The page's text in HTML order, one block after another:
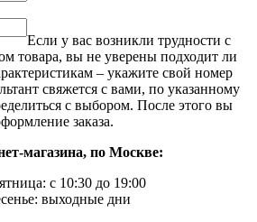
Если у вас возникли трудности с
товара, вы не уверены подходит ли
– укажите свой номер
свяжется с вами, по указанному
с выбором. После этого вы
заказа.
магазина, по Москве:
с 10:30 до 19:00
выходные дни